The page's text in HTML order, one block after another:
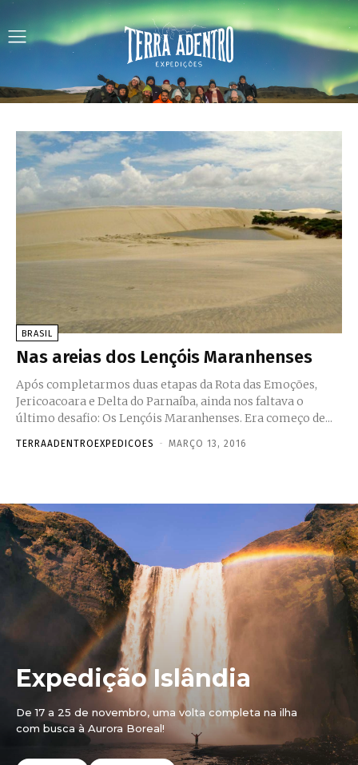
BRASIL
Nas areias dos Lençóis Maranhenses
Após completarmos duas etapas da Rota das Emoções,
Jericoacoara e Delta do Parnaíba, ainda nos faltava o
último desafio: Os Lençóis Maranhenses. Era começo de...
TERRAADENTROEXPEDICOES - MARÇO 13, 2016
Expedição Islândia
De 17 a 25 de novembro, uma volta completa na ilha
com busca à Aurora Boreal!